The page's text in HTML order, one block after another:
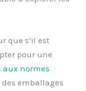
que s’il est
pour une
normes
emballages